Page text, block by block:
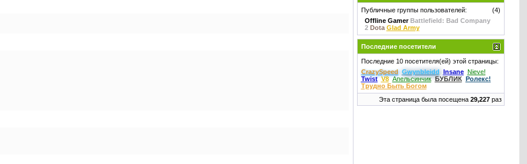
(4)
Публичные группы пользователей:
Offline Gamer Battlefield: Bad Company
2 Dota Glad Army
Последние посетители
Последние 10 посетителя(ей) этой страницы:
CrаzySpeed Gwynbleidd Insane Nieve!
Twist V8 Апельсинчик БУБЛИК Ролекс!
Трудно Быть Богом
Эта страница была посещена 29,227раз